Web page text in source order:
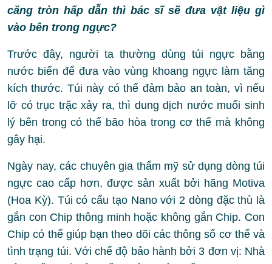
căng tròn hấp dẫn thì bác sĩ sẽ đưa vật liệu gì
vào bên trong ngực?
Trước đây, người ta thường dùng túi ngực bằng
nước biển để đưa vào vùng khoang ngực làm tăng
kích thước. Túi này có thể đảm bảo an toàn, vì nếu
lỡ có trục trặc xảy ra, thì dung dịch nước muối sinh
lý bên trong có thể bão hòa trong cơ thể mà không
gây hại.
Ngày nay, các chuyên gia thẩm mỹ sử dụng dòng túi
ngực cao cấp hơn, được sản xuất bởi hãng Motiva
(Hoa Kỳ). Túi có cấu tạo Nano với 2 dòng đặc thù là
gắn con Chip thông minh hoặc không gắn Chip. Con
Chip có thể giúp bạn theo dõi các thông số cơ thể và
tình trạng túi. Với chế độ bảo hành bởi 3 đơn vị: Nhà